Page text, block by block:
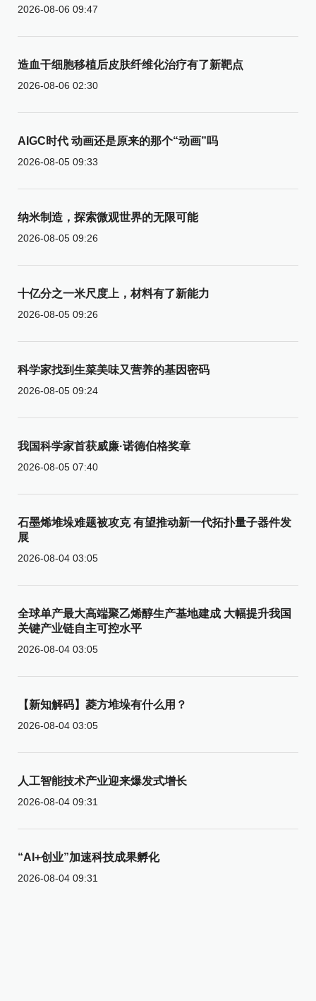
2026-08-06 09:47
造血干细胞移植后皮肤纤维化治疗有了新靶点
2026-08-06 02:30
AIGC时代 动画还是原来的那个“动画”吗
2026-08-05 09:33
纳米制造，探索微观世界的无限可能
2026-08-05 09:26
十亿分之一米尺度上，材料有了新能力
2026-08-05 09:26
科学家找到生菜美味又营养的基因密码
2026-08-05 09:24
我国科学家首获威廉·诺德伯格奖章
2026-08-05 07:40
石墨烯堆垛难题被攻克 有望推动新一代拓扑量子器件发
展
2026-08-04 03:05
全球单产最大高端聚乙烯醇生产基地建成 大幅提升我国
关键产业链自主可控水平
2026-08-04 03:05
【新知解码】菱方堆垛有什么用？
2026-08-04 03:05
人工智能技术产业迎来爆发式增长
2026-08-04 09:31
“AI+创业”加速科技成果孵化
2026-08-04 09:31